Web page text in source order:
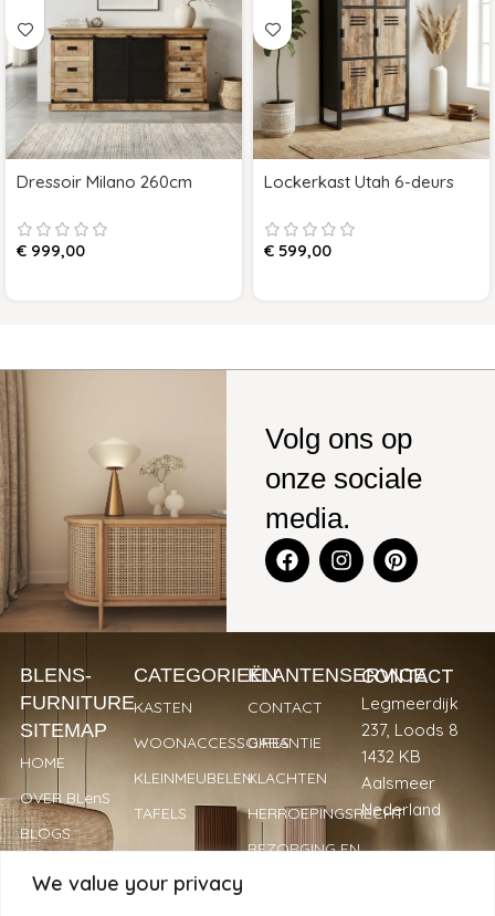
We value your privacy
Dressoir Milano 260cm
€ 999,00
Lockerkast Utah 6-deurs
€ 599,00
Volg ons op
onze sociale
media.
BLENS-
FURNITURE
SITEMAP
HOME
OVER BLenS
BLOGS
CATEGORIEËN
KASTEN
WOONACCESSOIRES
KLEINMEUBELEN
TAFELS
KLANTENSERVICE
CONTACT
GARANTIE
KLACHTEN
HERROEPINGSRECHT
BEZORGING EN
CONTACT
Legmeerdijk
237, Loods 8
1432 KB
Aalsmeer
Nederland